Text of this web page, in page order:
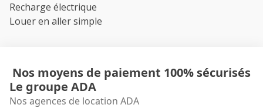
Recharge électrique
Louer en aller simple
Nos moyens de paiement 100% sécurisés
Le groupe ADA
Nos agences de location ADA